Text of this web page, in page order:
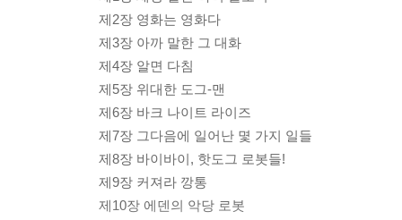
제2장 영화는 영화다
제3장 아까 말한 그 대화
제4장 알면 다침
제5장 위대한 도그-맨
제6장 바크 나이트 라이즈
제7장 그다음에 일어난 몇 가지 일들
제8장 바이바이, 핫도그 로봇들!
제9장 커져라 깡통
제10장 에덴의 악당 로봇